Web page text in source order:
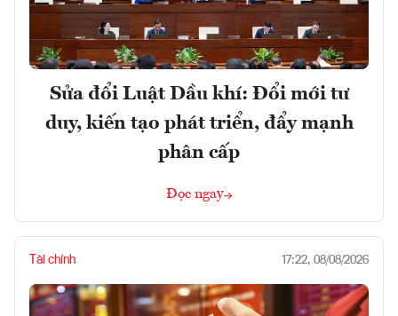
Sửa đổi Luật Dầu khí: Đổi mới tư
duy, kiến tạo phát triển, đẩy mạnh
phân cấp
Đọc ngay
Tài chính 17:22, 08/08/2026